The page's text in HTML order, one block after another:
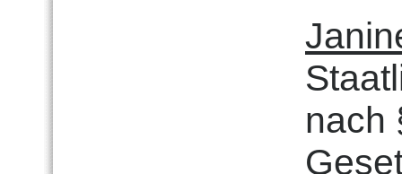
nach